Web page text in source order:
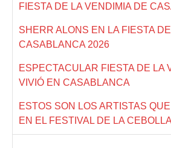
FIESTA DE LA VENDIMIA DE
SHERR ALONS EN LA FIESTA
CASABLANCA 2026
ESPECTACULAR FIESTA DE LA
VIVIÓ EN CASABLANCA
ESTOS SON LOS ARTISTAS
EN EL FESTIVAL DE LA CEBOLLA